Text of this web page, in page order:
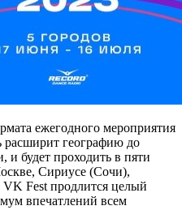
ежегодного мероприятия
расширит географию до
и будет проходить в пяти
Сириусе (Сочи),
Fest продлится целый
впечатлений всем